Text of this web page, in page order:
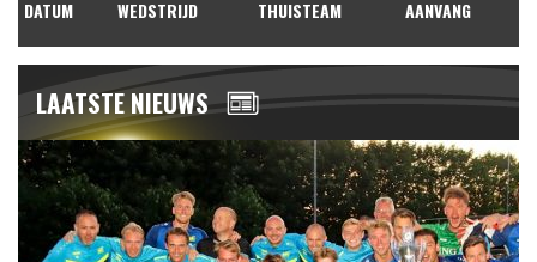
DATUM WEDSTRIJD THUISTEAM AANVANG
LAATSTE NIEUWS